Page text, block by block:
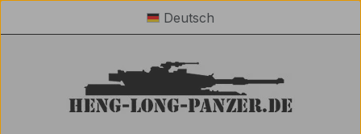
Zum Hauptinhalt springenDeutsch